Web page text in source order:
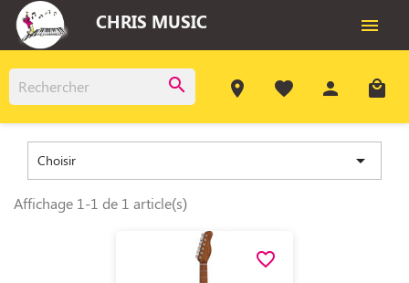
CHRIS MUSIC 
search room favorite person local_mall
Choisir 
Affichage 1-1 de 1 article(s)
favorite_border